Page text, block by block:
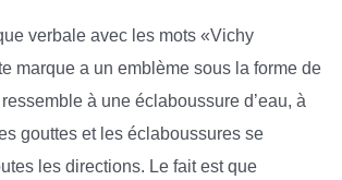
verbale avec les mots «Vichy
marque a un emblème sous la forme de
à une éclaboussure d’eau, à
gouttes et les éclaboussures se
les directions. Le fait est que